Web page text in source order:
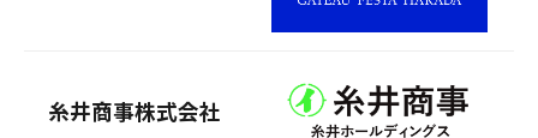
糸井商事株式会社